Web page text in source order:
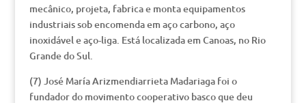
mecânico, projeta, fabrica e monta equipamentos
industriais sob encomenda em aço carbono, aço
inoxidável e aço-liga. Está localizada em Canoas, no Rio
Grande do Sul.
(7) José María Arizmendiarrieta Madariaga foi o
fundador do movimento cooperativo basco que deu